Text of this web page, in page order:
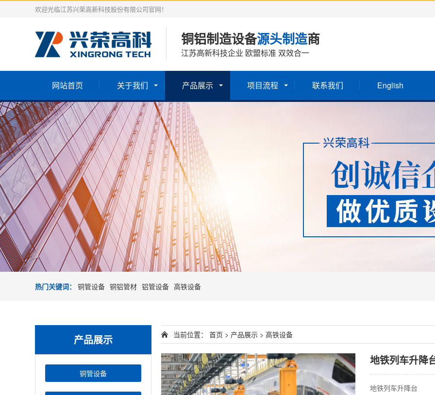
欢迎光临江苏兴荣高新科技股份有限公司官网！
铜铝制造设备源头制造商
江苏高新科技企业 欧盟标准 双效合一
网站首页 关于我们 产品展示 项目流程 联系我们 English
热门关键词： 铜管设备 铜铝管材 铝管设备 高铁设备
产品展示
铜管设备
当前位置： 首页 > 产品展示 > 高铁设备
地铁列车升降
地铁列车升降台